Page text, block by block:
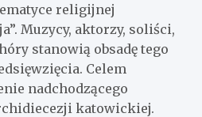
religijnej
Muzycy, aktorzy, soliści,
stanowią obsadę tego
Celem
nadchodzącego
katowickiej.